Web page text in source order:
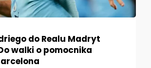
do Realu Madryt
walki o pomocnika